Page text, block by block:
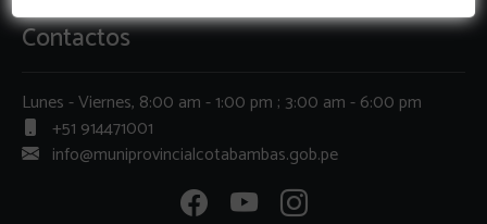
Contactos
Lunes - Viernes, 8:00 am - 1:00 pm ; 3:00 am - 6:00 pm
+51 914471001
info@muniprovincialcotabambas.gob.pe